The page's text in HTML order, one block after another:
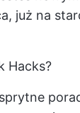
już na
Hacks?